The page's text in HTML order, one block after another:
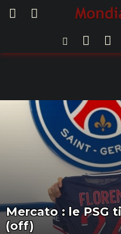
Mercato : le PSG
(off)